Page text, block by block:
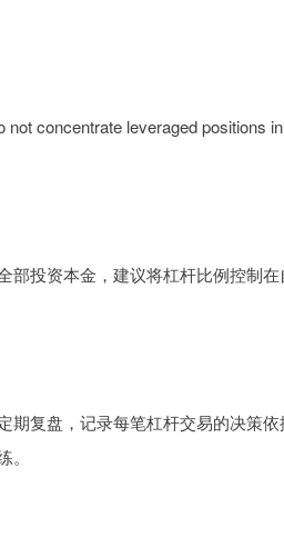
concentrate leveraged positions
部投资本金，建议将杠杆比例控制在
期复盘，记录每笔杠杆交易的决策依